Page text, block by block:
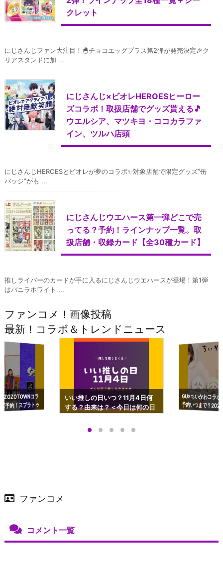
クレット
にじさんじファン大注目！🐣チョコエッグプラス第2弾が発売決定🎉ク
リアスタンドに加 ...
にじさんじ×ビオレHEROESヒーロー
ズコラボ！取扱店舗でグッズ貰える🎵
ウエルシア、マツキヨ・ココカラファ
イン、ツルハ店頭
にじさんじHEROESとビオレが夢のコラボ✨対象店舗で限定グッズ”缶
バッジ”がも ...
にじさんじウエハース第一弾どこで売
ってる？予約！ラインナップ一覧。取
扱店舗・収録カード【全30種カード】
推しライバーのカードが手に入るにじさんじウエハースが登場！第1弾
はバニラホワイト ...
ファンコメ！画像投稿
最新！コラボ＆トレンドニュース
コラ
予約！スプラトゥ
ップも渋谷Hz
いい推しの日いつ？11月4日何
する？由来は？＜今日は何の日
GU×ちいかわコラ
予約いつまで？
ーチやショルダー
ファンコメ
コメント一覧